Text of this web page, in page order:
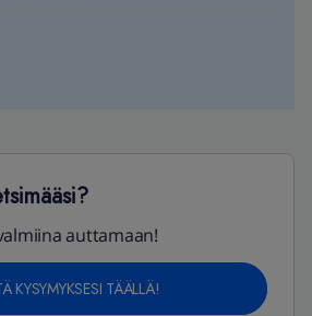
auttamaan!
KYSYMYKSESI TÄÄLLÄ!